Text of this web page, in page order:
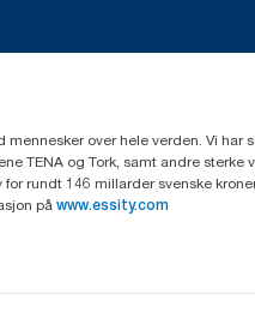
over hele verden. Vi har
TENA og Tork, samt andre sterke
rundt 146 millarder svenske
på www.essity.com